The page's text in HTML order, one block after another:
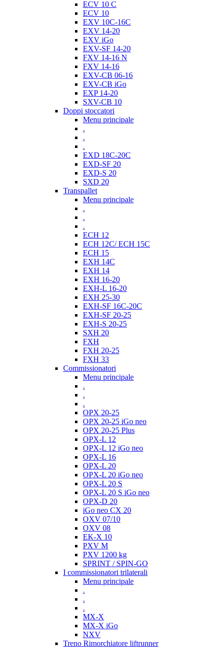
ECV 10 C
ECV 10
EXV 10C-16C
EXV 14-20
EXV iGo
EXV-SF 14-20
FXV 14-16 N
FXV 14-16
EXV-CB 06-16
EXV-CB iGo
EXP 14-20
SXV-CB 10
Doppi stoccatori
Menu principale
.
.
.
EXD 18C-20C
EXD-SF 20
EXD-S 20
SXD 20
Transpallet
Menu principale
.
.
.
ECH 12
ECH 12C/ ECH 15C
ECH 15
EXH 14C
EXH 14
EXH 16-20
EXH-L 16-20
EXH 25-30
EXH-SF 16C-20C
EXH-SF 20-25
EXH-S 20-25
SXH 20
FXH
FXH 20-25
FXH 33
Commissionatori
Menu principale
.
.
.
OPX 20-25
OPX 20-25 iGo neo
OPX 20-25 Plus
OPX-L 12
OPX-L 12 iGo neo
OPX-L 16
OPX-L 20
OPX-L 20 iGo neo
OPX-L 20 S
OPX-L 20 S iGo neo
OPX-D 20
iGo neo CX 20
OXV 07/10
OXV 08
EK-X 10
PXV M
PXV 1200 kg
SPRINT / SPIN-GO
I commissionatori trilaterali
Menu principale
.
.
.
MX-X
MX-X iGo
NXV
Treno Rimorchiatore liftrunner